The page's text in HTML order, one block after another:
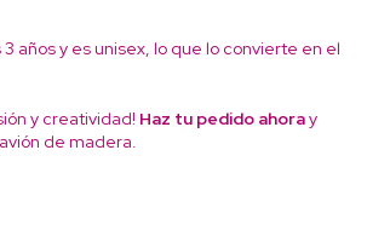
años y es unisex, lo que lo convierte en el
y creatividad! Haz tu pedido ahoray
de madera.